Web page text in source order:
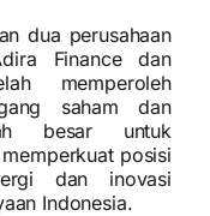
dua perusahaan
Finance dan
memperoleh
saham dan
besar untuk
posisi
dan inovasi
Indonesia.